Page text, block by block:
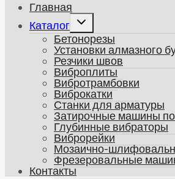
Главная
Каталог
Развернуть
меню
Бетонорезы
Установки алмазного
Резчики швов
Виброплиты
Вибротрамбовки
Виброкатки
Станки для арматуры
Затирочные машины по
Глубинные вибраторы
Виброрейки
Мозаично-
Фрезеровальные
Контакты